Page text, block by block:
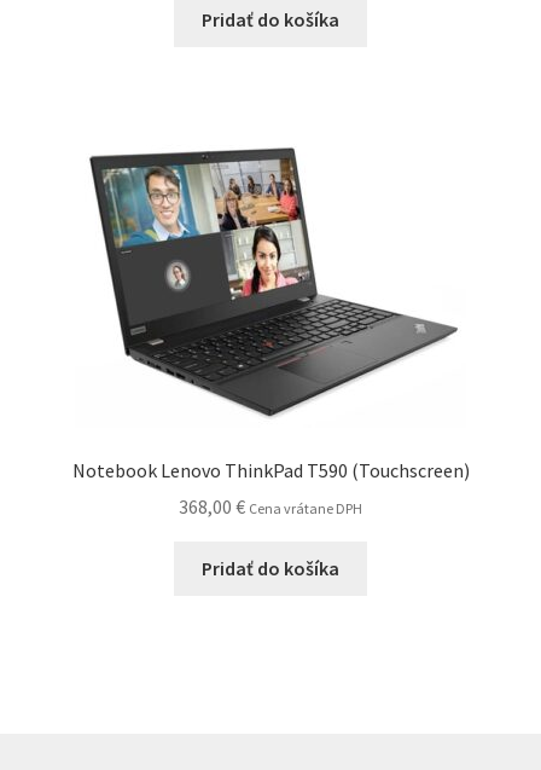
Pridať do košíka
Notebook Lenovo ThinkPad T590 (Touchscreen)
368,00 € Cena vrátane DPH
Pridať do košíka